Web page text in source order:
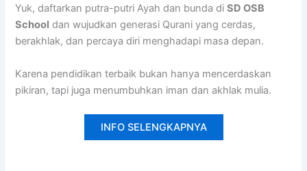
Yuk, daftarkan putra-putri Ayah dan bunda diSD OSB
School dan wujudkan generasi Qurani yang cerdas,
berakhlak, dan percaya diri menghadapi masa depan.
Karena pendidikan terbaik bukan hanya mencerdaskan
pikiran, tapi juga menumbuhkan iman dan akhlak mulia.
INFO SELENGKAPNYA